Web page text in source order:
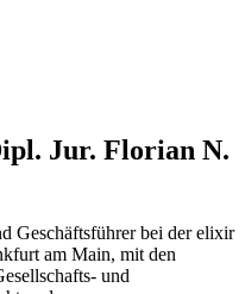
Jur. Florian N.
Geschäftsführer bei der elixir
am Main, mit den
und